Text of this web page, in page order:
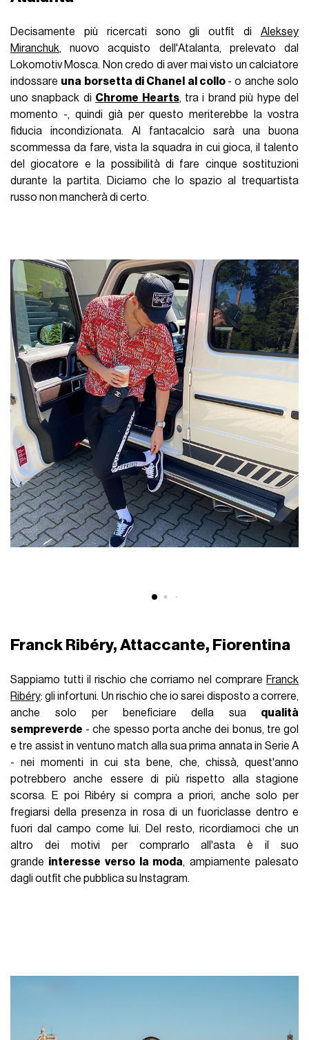
Decisamente più ricercati sono gli outfit di Aleksey
Miranchuk, nuovo acquisto dell'Atalanta, prelevato dal
Lokomotiv Mosca. Non credo di aver mai visto un calciatore
indossare una borsetta di Chanel al collo - o anche solo
uno snapback di Chrome Hearts, tra i brand più hype del
momento -, quindi già per questo meriterebbe la vostra
fiducia incondizionata. Al fantacalcio sarà una buona
scommessa da fare, vista la squadra in cui gioca, il talento
del giocatore e la possibilità di fare cinque sostituzioni
durante la partita. Diciamo che lo spazio al trequartista
russo non mancherà di certo.
Franck Ribéry, Attaccante, Fiorentina
Sappiamo tutti il rischio che corriamo nel comprare Franck
Ribéry: gli infortuni. Un rischio che io sarei disposto a correre,
anche solo per beneficiare della sua qualità
sempreverde - che spesso porta anche dei bonus, tre gol
e tre assist in ventuno match alla sua prima annata in Serie A
- nei momenti in cui sta bene, che, chissà, quest'anno
potrebbero anche essere di più rispetto alla stagione
scorsa. E poi Ribéry si compra a priori, anche solo per
fregiarsi della presenza in rosa di un fuoriclasse dentro e
fuori dal campo come lui. Del resto, ricordiamoci che un
altro dei motivi per comprarlo all'asta è il suo
grande interesse verso la moda, ampiamente palesato
dagli outfit che pubblica su Instagram.